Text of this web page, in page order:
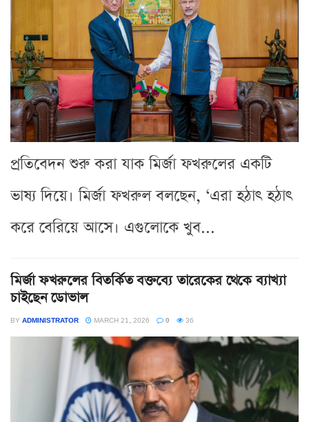
প্রতিবেদন শুরু করা যাক মির্জা ফখরুলের একটি
ভাষ্য দিয়ে। মির্জা ফখরুল বলছেন, ‘এরা হঠাৎ হঠাৎ
করে বেরিয়ে আসে। এগুলোকে খুব...
মির্জা ফখরুলের বিতর্কিত বক্তব্যে তারেকের থেকে ব্যাখ্যা
চাইছেন ডোভাল
BY ADMINISTRATOR MARCH 21, 2026 0 36